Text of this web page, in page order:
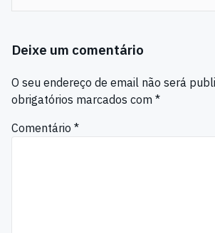
Deixe um comentário
O seu endereço de email não será
obrigatórios marcados com *
Comentário *